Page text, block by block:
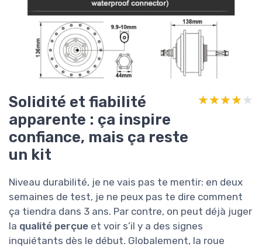
Solidité et fiabilité
apparente : ça inspire
confiance, mais ça reste
un kit
★★★★★
★★★★★
Niveau durabilité, je ne vais pas te mentir: en deux
semaines de test, je ne peux pas te dire comment
ça tiendra dans 3 ans. Par contre, on peut déjà juger
la qualité perçue et voir s’il y a des signes
inquiétants dès le début. Globalement, la roue